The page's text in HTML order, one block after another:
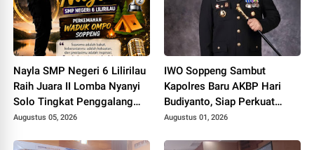
Nayla SMP Negeri 6 Lilirilau
Raih Juara II Lomba Nyanyi
Solo Tingkat Penggalang
SMP se Kabupaten Soppeng.
Augustus 05, 2026
IWO Soppeng Sambut
Kapolres Baru AKBP Hari
Budiyanto, Siap Perkuat
Sinergi dengan Polri
Augustus 01, 2026